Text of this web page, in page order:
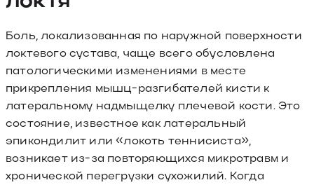
Боль, локализованная по наружной поверхности
локтевого сустава, чаще всего обусловлена
патологическими изменениями в месте
прикрепления мышц-разгибателей кисти к
латеральному надмыщелку плечевой кости. Это
состояние, известное как латеральный
эпикондилит или «локоть теннисиста»,
возникает из-за повторяющихся микротравм и
хронической перегрузки сухожилий. Когда